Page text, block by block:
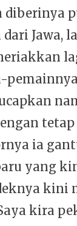
diberinya
Jawa,
ia
yang
kini
kira